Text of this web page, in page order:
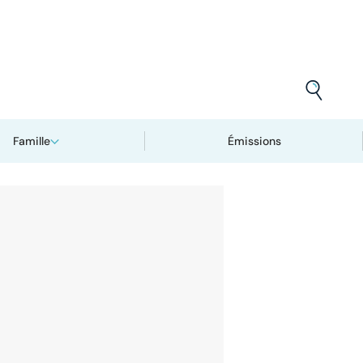
Famille Émissions